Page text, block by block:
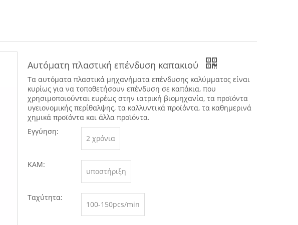
Αυτόματη πλαστική επένδυση καπακιού
Τα αυτόματα πλαστικά μηχανήματα επένδυσης καλύμματος είναι
κυρίως για να τοποθετήσουν επένδυση σε καπάκια, που
χρησιμοποιούνται ευρέως στην ιατρική βιομηχανία, τα προϊόντα
υγειονομικής περίθαλψης, τα καλλυντικά προϊόντα, τα καθημερινά
χημικά προϊόντα και άλλα προϊόντα.
Εγγύηση:
2 χρόνια
ΚΑΜ:
υποστήριξη
Ταχύτητα:
100-150pcs/min